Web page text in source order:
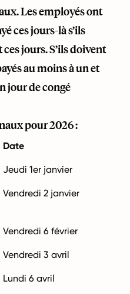
Les employés ont
ces jours-là s’ils
jours. S’ils doivent
au moins à un et
jour de congé
pour 2026 :
Date
Jeudi 1er janvier
Vendredi 2 janvier
Vendredi 6 février
Vendredi 3 avril
Lundi 6 avril